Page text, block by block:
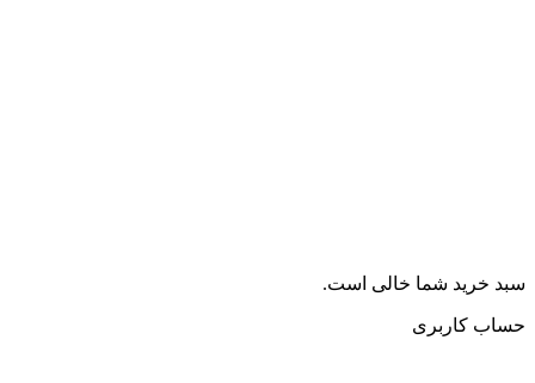
سبد خرید شما خالی است.
حساب کاربری